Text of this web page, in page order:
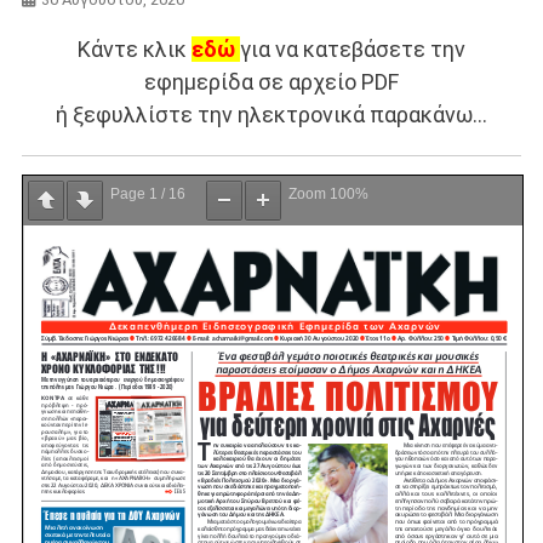
Κάντε κλικ εδώγια να κατεβάσετε την
εφημερίδα σε αρχείο PDF
ή ξεφυλλίστε την ηλεκτρονικά παρακάνω…
Page 1 / 16 Zoom 100%